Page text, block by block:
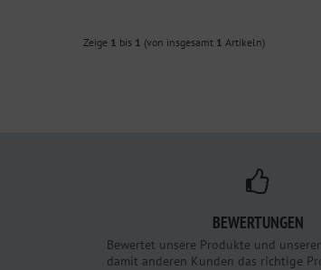
Zeige 1 bis 1 (von insgesamt 1 Artikeln)
BEWERTUNGEN
Bewertet unsere Produkte und
damit anderen Kunden das richtige